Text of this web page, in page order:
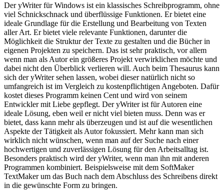
Der yWriter für Windows ist ein klassisches Schreibprogramm, ohne
viel Schnickschnack und überflüssige Funktionen. Er bietet eine
ideale Grundlage für die Erstellung und Bearbeitung von Texten
aller Art. Er bietet viele relevante Funktionen, darunter die
Möglichkeit die Struktur der Texte zu gestalten und die Bücher in
eigenen Projekten zu speichern. Das ist sehr praktisch, vor allem
wenn man als Autor ein größeres Projekt verwirklichen möchte und
dabei nicht den Überblick verlieren will. Auch beim Thesaurus kann
sich der yWriter sehen lassen, wobei dieser natürlich nicht so
umfangreich ist im Vergleich zu kostenpflichtigen Angeboten. Dafür
kostet dieses Programm keinen Cent und wird von seinem
Entwickler mit Liebe gepflegt. Der yWriter ist für Autoren eine
ideale Lösung, eben weil er nicht viel bieten muss. Denn was er
bietet, dass kann mehr als überzeugen und ist auf die wesentlichen
Aspekte der Tätigkeit als Autor fokussiert. Mehr kann man sich
wirklich nicht wünschen, wenn man auf der Suche nach einer
hochwertigen und zuverlässigen Lösung für den Arbeitsalltag ist.
Besonders praktisch wird der yWriter, wenn man ihn mit anderen
Programmen kombiniert. Beispielsweise mit dem SoftMaker
TextMaker um das Buch nach dem Abschluss des Schreibens direkt
in die gewünschte Form zu bringen.